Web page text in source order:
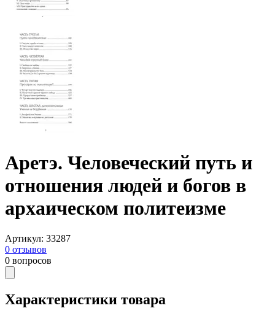
Аретэ. Человеческий путь и
отношения людей и богов в
архаическом политеизме
Артикул: 33287
0 отзывов
0 вопросов
Характеристики товара